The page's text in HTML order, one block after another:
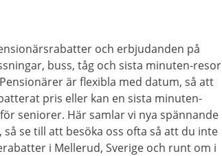
och erbjudanden på
buss, tåg och sista minuten-resor
är flexibla med datum, så att
pris eller kan en sista minuten-
seniorer. Här samlar vi nya spännande
se till att besöka oss ofta så att du inte
i Mellerud, Sverige och runt om i